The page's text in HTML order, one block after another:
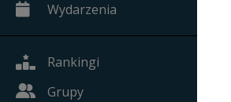
Wydarzenia
Rankingi
Grupy